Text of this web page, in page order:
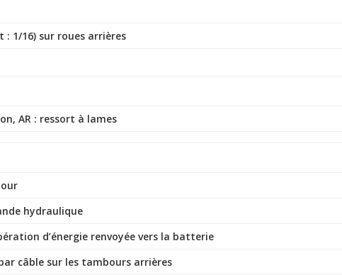
1/16) sur roues arrières
AR : ressort à lames
hydraulique
d’énergie renvoyée vers la batterie
câble sur les tambours arrières